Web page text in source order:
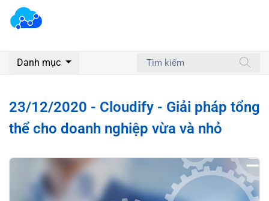
Danh mục
23/12/2020 - Cloudify - Giải pháp tổng
thể cho doanh nghiệp vừa và nhỏ